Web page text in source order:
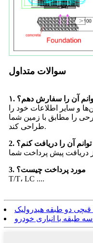
سوالات متداول
آن را سفارش دهم؟
و سایر اطلاعات خود را
را مطابق با زمین شما
طراحی کند.
آن را دریافت کنم؟
3. مورد پرداخت چیست؟
T/T، LC ....
قیچی دو طبقه هیدرولیک
طبقه با انباری خودرو